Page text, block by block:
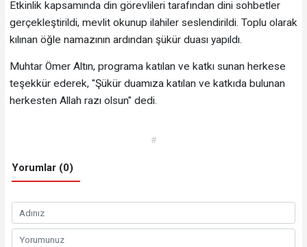
Etkinlik kapsamında din görevlileri tarafından dini sohbetler
gerçekleştirildi, mevlit okunup ilahiler seslendirildi. Toplu olarak
kılınan öğle namazının ardından şükür duası yapıldı.
Muhtar Ömer Altın, programa katılan ve katkı sunan herkese
teşekkür ederek, "Şükür duamıza katılan ve katkıda bulunan
herkesten Allah razı olsun" dedi.
#
Yorumlar (0)